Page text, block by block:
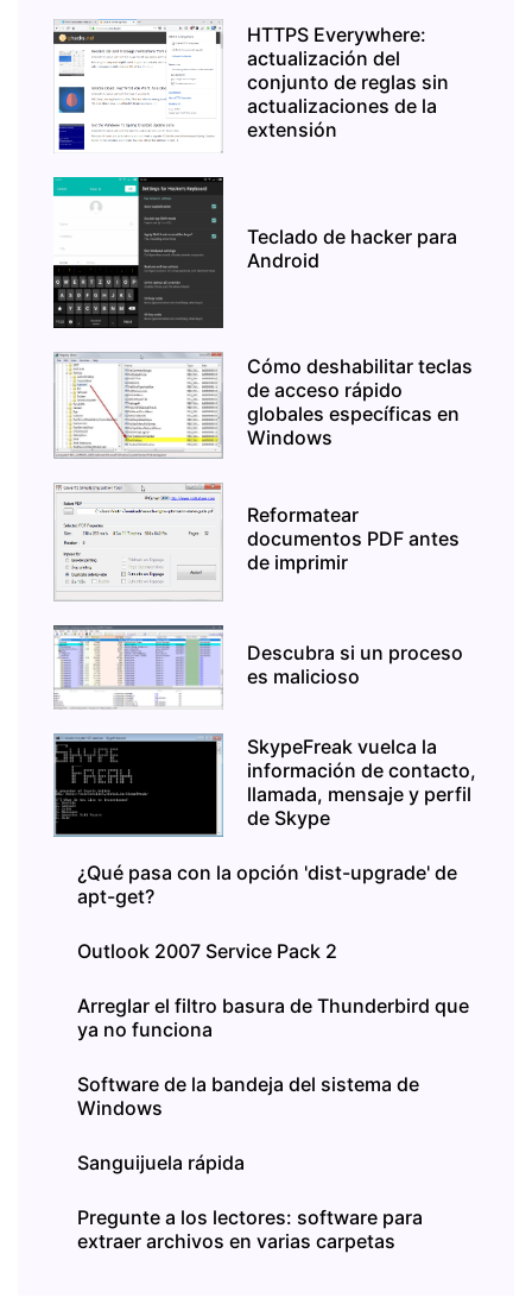
HTTPS Everywhere:
actualización del
conjunto de reglas sin
actualizaciones de la
extensión
Teclado de hacker para
Android
Cómo deshabilitar teclas
de acceso rápido
globales específicas en
Windows
Reformatear
documentos PDF antes
de imprimir
Descubra si un proceso
es malicioso
SkypeFreak vuelca la
información de contacto,
llamada, mensaje y perfil
de Skype
¿Qué pasa con la opción 'dist-upgrade' de
apt-get?
Outlook 2007 Service Pack 2
Arreglar el filtro basura de Thunderbird que
ya no funciona
Software de la bandeja del sistema de
Windows
Sanguijuela rápida
Pregunte a los lectores: software para
extraer archivos en varias carpetas